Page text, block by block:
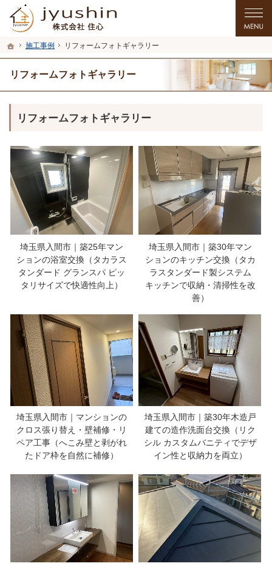
ホーム
施工事例 リフォームフォトギャラリー
リフォームフォトギャラリー
プロの目線からご提案。入間市・所沢市・川越市のリフォーム・リノベーション
入間市・所沢市・川越市のリフォーム・リノベーションを手がける工務店なら住
リフォームフォトギャラリー
埼玉県入間市｜築25年マン
ションの浴室交換（タカラス
タンダード グランスパ ピッ
タリサイズで快適性向上）
埼玉県入間市｜築30年マン
ションのキッチン交換（タカ
ラスタンダード製システム
キッチンで収納・清掃性を改
善）
埼玉県入間市｜マンションの
クロス張り替え・壁補修・リ
ペア工事（へこみ壁と剥がれ
たドア枠を自然に補修）
埼玉県入間市｜築30年木造戸
建ての造作洗面台交換（リク
シル カスタムバニティでデザ
イン性と収納力を両立）